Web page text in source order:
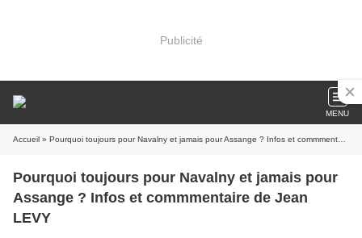
Publicité
MENU
Accueil » Pourquoi toujours pour Navalny et jamais pour Assange ? Infos et commmentaire de Jean LEVY
Pourquoi toujours pour Navalny et jamais pour
Assange ? Infos et commmentaire de Jean
LEVY